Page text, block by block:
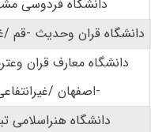
دانشگاه فردوسی
دانشگاه قران وحدیث -قم /
دانشگاه معارف قران
-اصفهان /
دانشگاه هنراسلامی